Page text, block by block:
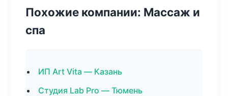
Похожие компании: Массаж и
спа
ИП Art Vita — Казань
Студия Lab Pro — Тюмень